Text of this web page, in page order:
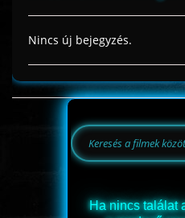
Nincs új bejegyzés.
Ha nincs találat